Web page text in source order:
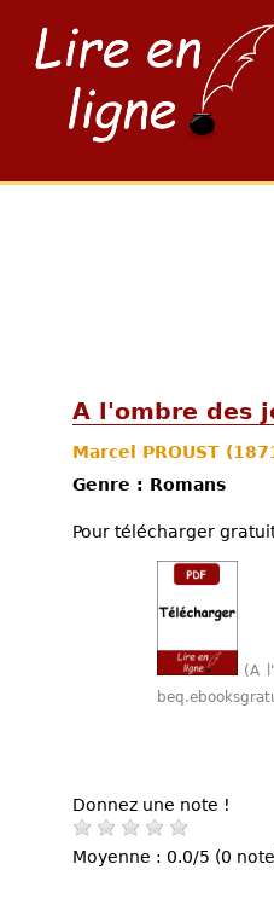
A l'ombre des
Marcel PROUST
Genre : Romans
Pour télécharger
(A
Donnez une note !
Moyenne : 0.0/5 (0